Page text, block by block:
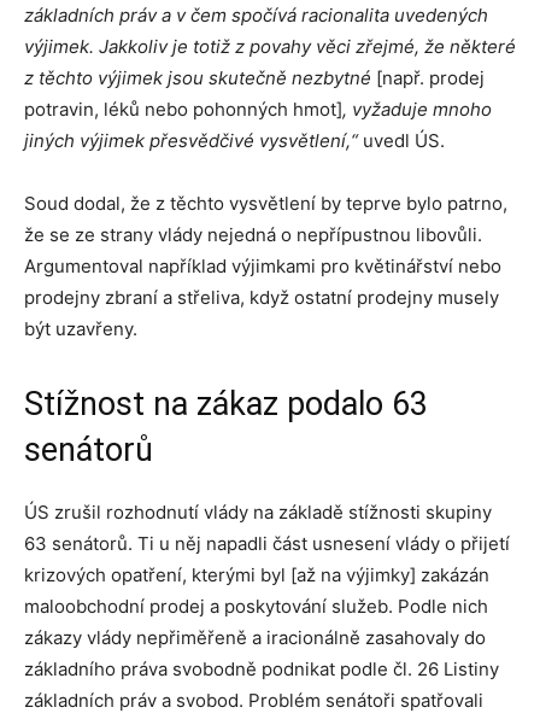
základních práv a v čem spočívá racionalita uvedených
výjimek. Jakkoliv je totiž z povahy věci zřejmé, že některé
z těchto výjimek jsou skutečně nezbytné [např. prodej
potravin, léků nebo pohonných hmot], vyžaduje mnoho
jiných výjimek přesvědčivé vysvětlení,“uvedl ÚS.
Soud dodal, že z těchto vysvětlení by teprve bylo patrno,
že se ze strany vlády nejedná o nepřípustnou libovůli.
Argumentoval například výjimkami pro květinářství nebo
prodejny zbraní a střeliva, když ostatní prodejny musely
být uzavřeny.
Stížnost na zákaz podalo 63
senátorů
ÚS zrušil rozhodnutí vlády na základě stížnosti skupiny
63 senátorů. Ti u něj napadli část usnesení vlády o přijetí
krizových opatření, kterými byl [až na výjimky] zakázán
maloobchodní prodej a poskytování služeb. Podle nich
zákazy vlády nepřiměřeně a iracionálně zasahovaly do
základního práva svobodně podnikat podle čl. 26 Listiny
základních práv a svobod. Problém senátoři spatřovali